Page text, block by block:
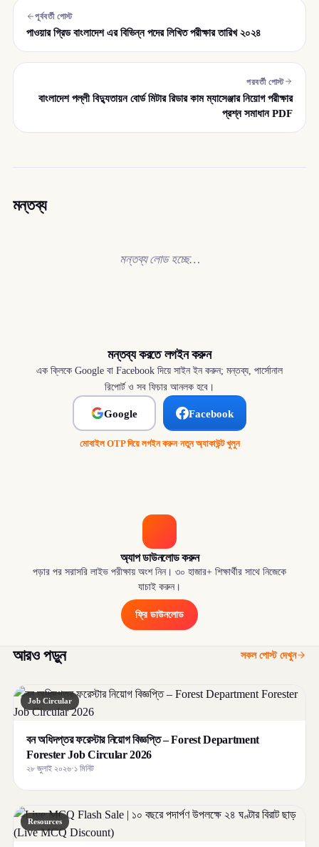
পূর্ববর্তী পোস্ট
পাওয়ার গ্রিড বাংলাদেশ এর বিভিন্ন পদের লিখিত পরীক্ষার তারিখ ২০২৪
পরবর্তী পোস্ট
বাংলাদেশ পল্লী বিদ্যুতায়ন বোর্ড মিটার রিডার কাম ম্যাসেঞ্জার নিয়োগ পরীক্ষার
প্রশ্ন সমাধান PDF
মন্তব্য
মন্তব্য লোড হচ্ছে…
মন্তব্য করতে লগইন করুন
এক ক্লিকে Google বা Facebook দিয়ে সাইন ইন করুন; মন্তব্য, পার্সোনাল
রিপোর্ট ও সব ফিচার আনলক হবে।
Google Facebook
মোবাইল OTP দিয়ে লগইন করুন·নতুন অ্যাকাউন্ট খুলুন
অ্যাপ ডাউনলোড করুন
পড়ার পর সরাসরি লাইভ পরীক্ষায় অংশ নিন। ৩০ হাজার+ শিক্ষার্থীর সাথে নিজেকে
যাচাই করুন।
ফ্রি ডাউনলোড
আরও পড়ুন সকল পোস্ট দেখুন
Job Circular
বন অধিদপ্তর ফরেস্টার নিয়োগ বিজ্ঞপ্তি – Forest Department
Forester Job Circular 2026
২৮ জুলাই ২০২৬·১ মিনিট
Resources